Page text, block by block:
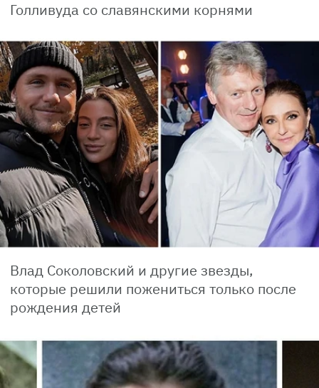
Голливуда со славянскими корнями
Влад Соколовский и другие звезды,
которые решили пожениться только после
рождения детей